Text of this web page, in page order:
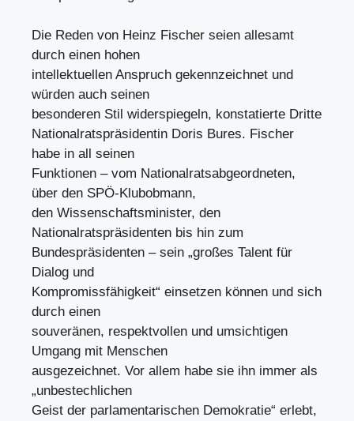
Die Reden von Heinz Fischer seien allesamt
durch einen hohen
intellektuellen Anspruch gekennzeichnet und
würden auch seinen
besonderen Stil widerspiegeln, konstatierte Dritte
Nationalratspräsidentin Doris Bures. Fischer
habe in all seinen
Funktionen – vom Nationalratsabgeordneten,
über den SPÖ-Klubobmann,
den Wissenschaftsminister, den
Nationalratspräsidenten bis hin zum
Bundespräsidenten – sein „großes Talent für
Dialog und
Kompromissfähigkeit“ einsetzen können und sich
durch einen
souveränen, respektvollen und umsichtigen
Umgang mit Menschen
ausgezeichnet. Vor allem habe sie ihn immer als
„unbestechlichen
Geist der parlamentarischen Demokratie“ erlebt,